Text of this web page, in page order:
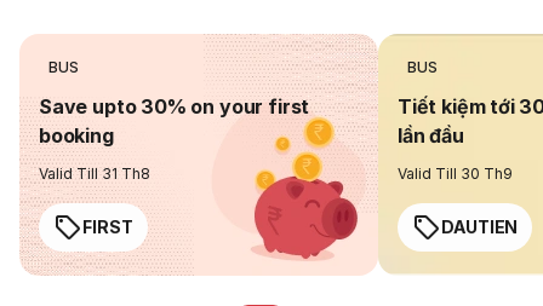
BUS
Save upto 30% on your first
booking
Valid Till 31 Th8
FIRST
BUS
Tiết kiệm tới
lần đầu
Valid Till 30 Th9
DAUTIEN